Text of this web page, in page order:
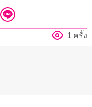
1 ครั้ง